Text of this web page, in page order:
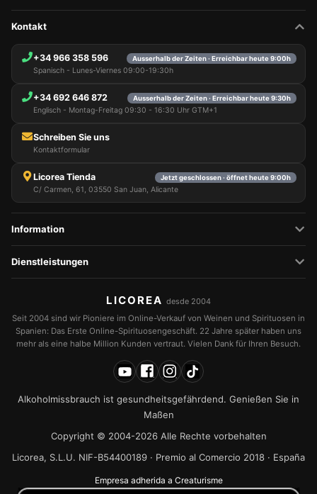
Kontakt
+34 966 358 596 Ausserhalb der Zeiten · Erreichbar heute 9:00h
Spanisch - Lunes-Viernes 09:00-19:30h
+34 692 646 872 Ausserhalb der Zeiten · Erreichbar heute 9:30h
Englisch - Montag-Freitag 09:30 - 16:30 Uhr GTM+1
Schreiben Sie uns
Kontaktformular
Licorea Tienda Jetzt geschlossen · öffnet heute 9:00h
C/ Carmen, 61, 03550 San Juan, Alicante
Information
Dienstleistungen
LICOREA desde 2004
Seit 2004 sind wir Pioniere im Online-Verkauf von Weinen und Spirituosen in
Spanien: Das Erste Online-Spirituosengeschäft. 22 Jahre später haben uns
mehr als eine halbe Million Kunden vertraut. Vielen Dank für Ihren Besuch.
Alkoholmissbrauch ist gesundheitsgefährdend. Genießen Sie in
Maßen
Copyright © 2004-2026 Alle Rechte vorbehalten
Licorea, S.L.U. NIF-B54400189 · Premio al Comercio 2018 · España
Empresa adherida a Creaturisme